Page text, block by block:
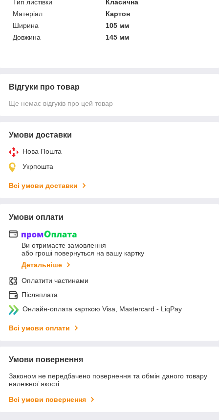
Тип листівки
Класична
Матеріал
Картон
Ширина
105 мм
Довжина
145 мм
Відгуки про товар
Ще немає відгуків про цей товар
Умови доставки
Нова Пошта
Укрпошта
Всі умови доставки
Умови оплати
Ви отримаєте замовлення
або гроші повернуться на вашу картку
Детальніше
Оплатити частинами
Післяплата
Онлайн-оплата карткою Visa, Mastercard - LiqPay
Всі умови оплати
Умови повернення
Законом не передбачено повернення та обмін даного товару
належної якості
Всі умови повернення